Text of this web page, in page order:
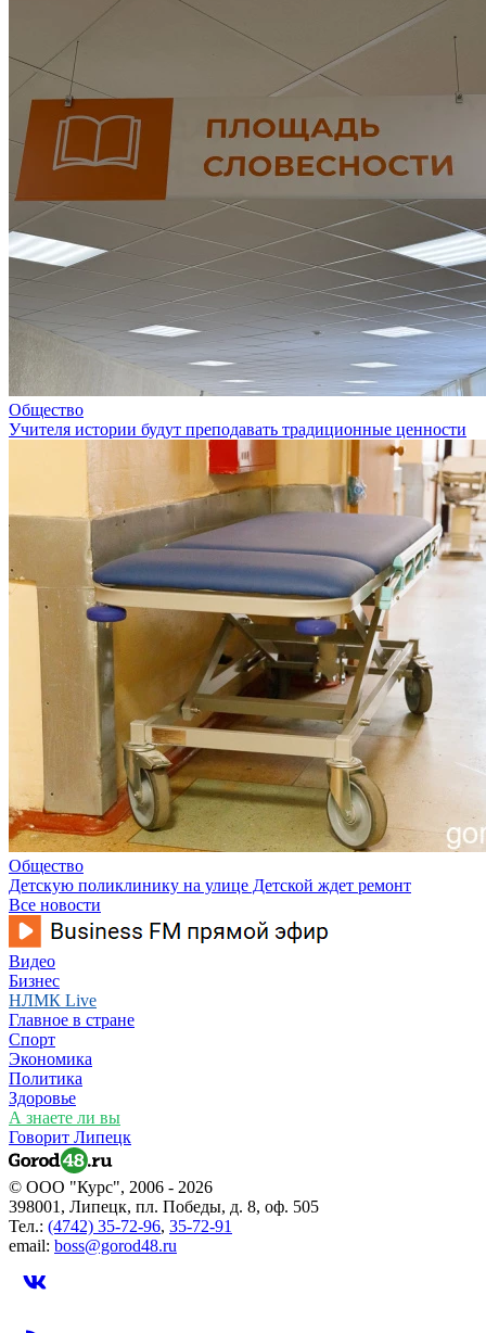
Общество
Учителя истории будут преподавать традиционные ценности
Общество
Детскую поликлинику на улице Детской ждет ремонт
Все новости
Видео
Бизнес
НЛМК Live
Главное в стране
Спорт
Экономика
Политика
Здоровье
А знаете ли вы
Говорит Липецк
© ООО "Курс", 2006 - 2026
398001, Липецк, пл. Победы, д. 8, оф. 505
Тел.: (4742) 35-72-96, 35-72-91
email: boss@gorod48.ru